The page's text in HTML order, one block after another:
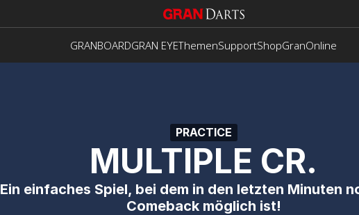
GRANBOARDGRAN EYEThemenSupportShopGranOnline
PRACTICE
MULTIPLE CR.
Ein einfaches Spiel, bei dem in den letzten Minuten
Comeback möglich ist!